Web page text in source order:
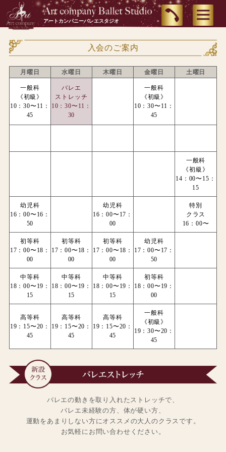
アートカンパニーバレエスタジオ
入会のご案内
月曜日 水曜日 木曜日 金曜日 土曜日
一般科
《初級》
10：30〜11：
45
バレエ
ストレッチ
10：30〜11：
30
一般科
《初級》
10：30〜11：
45
一般科
《初級》
14：00〜15：
15
幼児科
16：00〜16：
50
幼児科
16：00〜17：
00
特別
クラス
16：00〜
初等科
17：00〜18：
00
初等科
17：00〜18：
00
初等科
17：00〜18：
00
幼児科
17：00〜17：
50
中等科
18：00〜19：
15
中等科
18：00〜19：
15
中等科
18：00〜19：
15
初等科
18：00〜19：
00
高等科
19：15〜20：
45
高等科
19：15〜20：
45
高等科
19：15〜20：
45
一般科
《初級》
19：30〜20：
45
バレエの動きを取り入れたストレッチで、
バレエ未経験の方、体が硬い方、
運動をあまりしない方にオススメの大人のクラスです。
お気軽にお問い合わせください。